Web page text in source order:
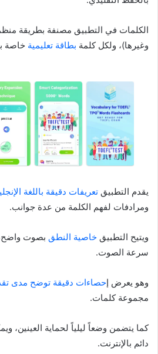
الكلمات في التطبيق مصنفة بطريقة
وغيرها)، ولكل كلمة بطاقة تعليمية خاصة
يقدم التطبيق تعريفات دقيقة باللغة
ومرادفات لفهم الكلمة من عدة جوانب.
ويتيح التطبيق خاصية النطق بصوت واضح،
سرعة الصوت.
وهو يعرض إحصاءات دقيقة توضح مدى
مجموعة كلمات.
كما يتضمن وضعاً ليلياً لحماية العينين،
دائم بالإنترنت.